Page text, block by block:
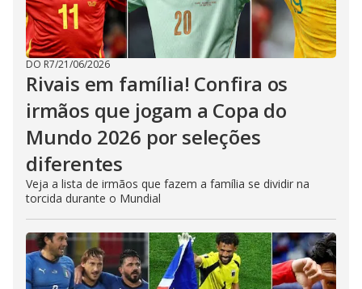
DO R7/21/06/2026
Rivais em família! Confira os
irmãos que jogam a Copa do
Mundo 2026 por seleções
diferentes
Veja a lista de irmãos que fazem a família se dividir na
torcida durante o Mundial